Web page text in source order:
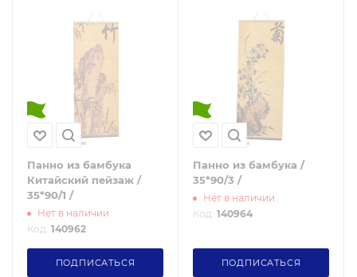
Панно из бамбука
Китайский пейзаж /
35*90/1 /
Нет в наличии
Код: 140962
ПОДПИСАТЬСЯ
Панно из бамбука /
35*90/3 /
Нет в наличии
Код: 140964
ПОДПИСАТЬСЯ